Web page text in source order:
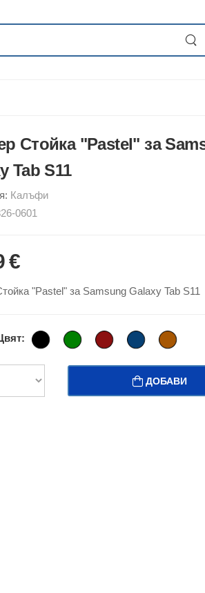
Стойка "Pastel" за
Tab S11
Калъфи
0601
€
"Pastel" за Samsung Galaxy Tab S11
ДОБАВИ